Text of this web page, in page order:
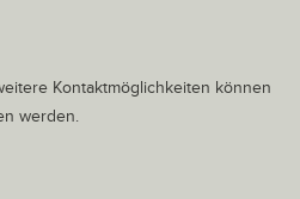
Kontaktmöglichkeiten können
werden.